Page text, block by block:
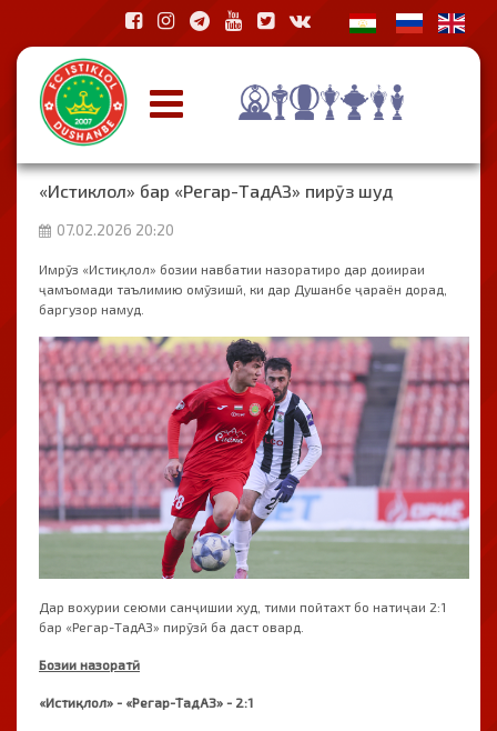
«Истиклол» бар «Регар-ТадАЗ» пирӯз шуд
07.02.2026 20:20
Имрӯз «Истиқлол» бозии навбатии назоратиро дар доиираи
ҷамъомади таълимию омӯзишӣ, ки дар Душанбе ҷараён дорад,
баргузор намуд.
Дар вохурии сеюми санҷишии худ, тими пойтахт бо натиҷаи 2:1
бар «Регар-ТадАЗ» пирӯзӣ ба даст овард.
Бозии назоратӣ
«Истиқлол» - «Регар-ТадАЗ» - 2:1